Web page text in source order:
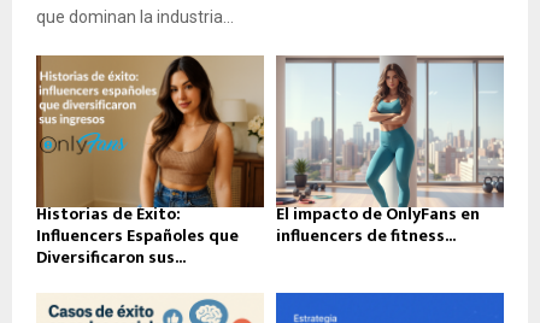
que dominan la industria...
Historias de Éxito:
Influencers Españoles que
Diversificaron sus...
El impacto de OnlyFans en
influencers de fitness...